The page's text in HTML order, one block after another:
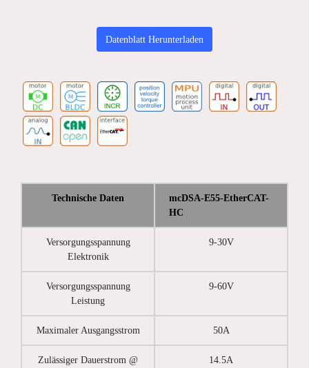
Datenblatt Herunterladen
Technische Daten
mcDSA-E55-EtherCAT-
HC
Versorgungsspannung
Elektronik
9-30V
Versorgungsspannung
Leistung
9-60V
Maximaler Ausgangsstrom 50A
Zulässiger Dauerstrom @
14.5A